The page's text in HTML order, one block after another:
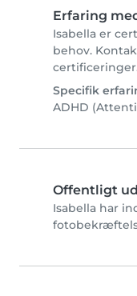
Erfaring
Isabella er
behov.
Specifik
ADHD
Offentligt
Isabella har